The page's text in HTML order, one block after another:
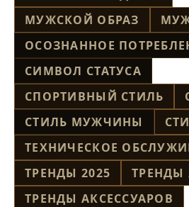
МУЖСКОЙ ОБРАЗ
ОСОЗНАННОЕ
СИМВОЛ СТАТУСА
СПОРТИВНЫЙ СТИЛЬ
СТИЛЬ МУЖЧИНЫ
ТЕХНИЧЕСКОЕ
ТРЕНДЫ 2025
ТРЕНДЫ
ТРЕНДЫ АКСЕССУАРОВ